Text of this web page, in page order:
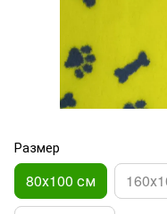
Размер
80х100 см